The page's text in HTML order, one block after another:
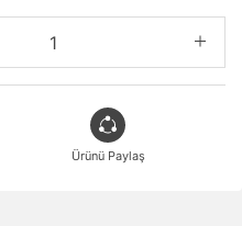
Ürünü Paylaş